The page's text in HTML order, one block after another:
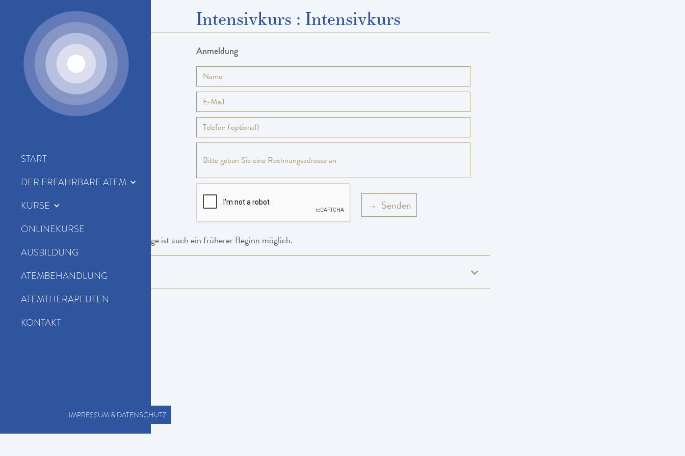
START
DER ERFAHRBARE ATEM
KURSE
ONLINEKURSE
AUSBILDUNG
ATEMBEHANDLUNG
ATEMTHERAPEUTEN
KONTAKT
IMPRESSUM & DATENSCHUTZ
07.06.– 13.06 Intensivkurs : Intensivkurs
Ort
Oberzent
Kurszeiten
Anmeldung
Bei entsprechender Nachfrage ist auch ein früherer Beginn möglich.
Kursinhalte